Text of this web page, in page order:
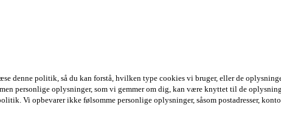
denne politik, så du kan forstå, hvilken type cookies vi bruger, eller de
personlige oplysninger, som vi gemmer om dig, kan være knyttet til de
Vi opbevarer ikke følsomme personlige oplysninger, såsom postadresser,